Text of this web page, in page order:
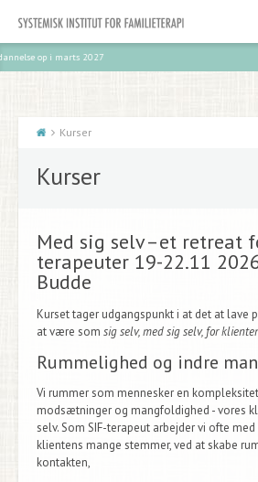
Kurser
Kurser
Med sig selv–et retreat
terapeuter 19-22.11
Budde
Kurset tager udgangspunkt i at det at lave
at være som sig selv, med sig selv, for
Rummelighed og indre
Vi rummer som mennesker en
modsætninger og mangfoldighed - vores
selv. Som SIF-terapeut arbejder vi ofte
klientens mange stemmer, ved at skabe
kontakten,